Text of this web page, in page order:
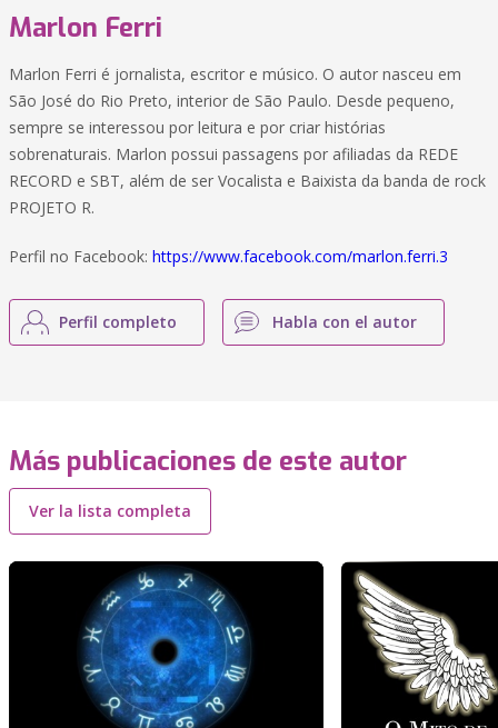
Marlon Ferri
Marlon Ferri é jornalista, escritor e músico. O autor nasceu em
São José do Rio Preto, interior de São Paulo. Desde pequeno,
sempre se interessou por leitura e por criar histórias
sobrenaturais. Marlon possui passagens por afiliadas da REDE
RECORD e SBT, além de ser Vocalista e Baixista da banda de rock
PROJETO R.
Perfil no Facebook: https://www.facebook.com/marlon.ferri.3
Perfil completo Habla con el autor
Más publicaciones de este autor
Ver la lista completa